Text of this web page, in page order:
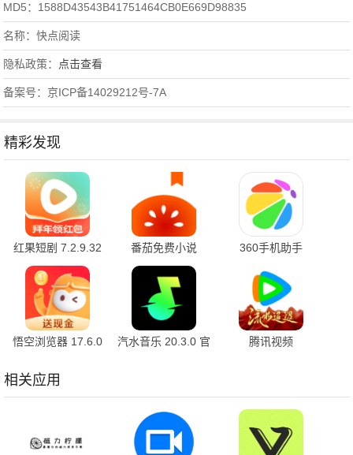
MD5：1588D43543B41751464CB0E669D98835
名称：快点阅读
隐私政策： 点击查看
备案号：京ICP备14029212号-7A
精彩发现
红果短剧 7.2.9.32
官方版
番茄免费小说
7.2.9.32 安卓版
360手机助手
悟空浏览器 17.6.0
汽水音乐 20.3.0 官
腾讯视频
相关应用